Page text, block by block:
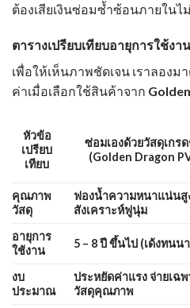
ต้องเสียเงินซ่อมซ้ำซ้อนภายในไ
ตารางเปรียบเทียบอายุการใช้ง
เพื่อให้เห็นภาพชัดเจน เราลองม
ค่าเมื่อเลือกใช้สินค้าจาก
หัวข้อ
เปรียบ
เทียบ
ซ่อมเองด้วยวัสดุเกร
(Golden Dragon
คุณภาพ
วัสดุ
ฟองน้ำความหนาแน่นสู
สังเคราะห์ฟูนุ่ม
อายุการ
ใช้งาน
5 – 8 ปี ขึ้นไป (เด้งทนน
งบ
ประมาณ
ประหยัดค่าแรง จ่ายเฉ
วัสดุคุณภาพ